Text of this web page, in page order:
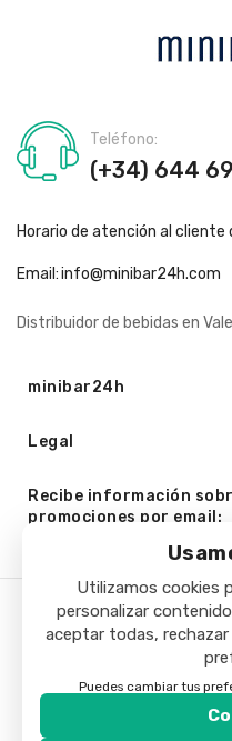
Utilizamos cookies
personalizar
aceptar todas,
Puedes cambiar tus
Teléfono:
(+34) 644
Horario de atención al cliente
Email:info@minibar24h.com
Distribuidor de bebidas en
minibar24h
Legal
Recibe información
promociones por email:
Copyright © 2025 -